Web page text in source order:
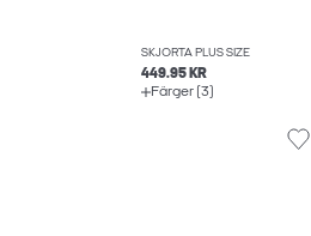
SKJORTA PLUS SIZE
449.95 KR
Färger (3)